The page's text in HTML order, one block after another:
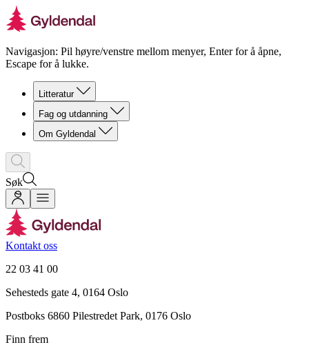
Navigasjon: Pil høyre/venstre mellom menyer, Enter for å åpne,
Escape for å lukke.
Litteratur
Fag og utdanning
Om Gyldendal
Søk
Kontakt oss
22 03 41 00
Sehesteds gate 4, 0164 Oslo
Postboks 6860 Pilestredet Park, 0176 Oslo
Finn frem